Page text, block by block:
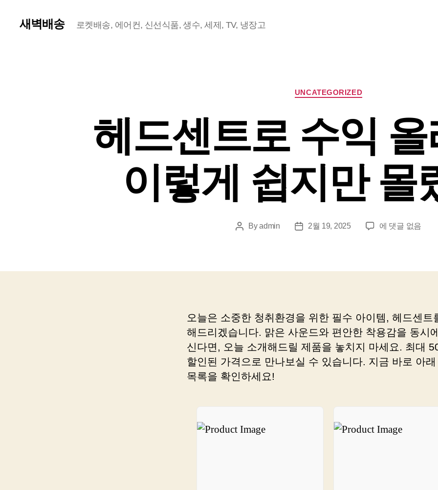
새벽배송 로켓배송, 에어컨, 신선식품, 생수, 세제, TV, 냉장고
Categories
UNCATEGORIZED
헤드센트로 수익
이렇게 쉽지만 몰
PostByadmin
Post2월 19, 2025
헤
로
리
는
법,
렇
몰
에 댓글 없음
오늘은 소중한 청취환경을 위한 필수 아이템, 헤드센트
해드리겠습니다. 맑은 사운드와 편안한 착용감을 동시
신다면, 오늘 소개해드릴 제품을 놓치지 마세요. 최대
할인된 가격으로 만나보실 수 있습니다. 지금 바로 아
목록을 확인하세요!